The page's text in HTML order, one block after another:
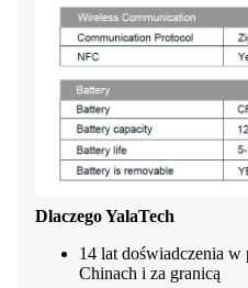
Dlaczego YalaTech
14 lat doświadczenia
Chinach i za granicą